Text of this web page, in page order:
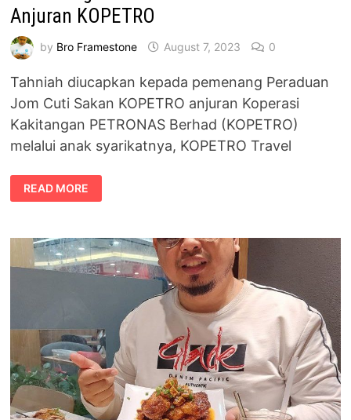
Anjuran KOPETRO
by Bro Framestone August 7, 2023 0
Tahniah diucapkan kepada pemenang Peraduan
Jom Cuti Sakan KOPETRO anjuran Koperasi
Kakitangan PETRONAS Berhad (KOPETRO)
melalui anak syarikatnya, KOPETRO Travel
PEMENANG
PERADUAN
JOM
ANJURAN
KOPETRO
READ MORE